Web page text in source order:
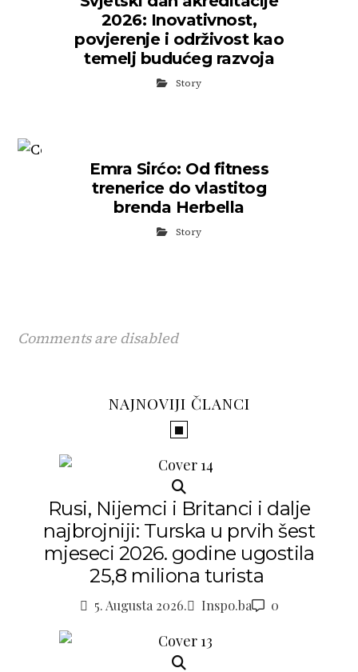
2026: Inovativnost,
povjerenje i održivost kao
temelj budućeg razvoja
Story
Emra Sirćo: Od fitness
trenerice do vlastitog
brenda Herbella
Story
Comments are disabled
NAJNOVIJI ČLANCI
Rusi, Nijemci i Britanci i dalje
najbrojniji: Turska u prvih šest
mjeseci 2026. godine ugostila
25,8 miliona turista
5. Augusta 2026. Inspo.ba 0